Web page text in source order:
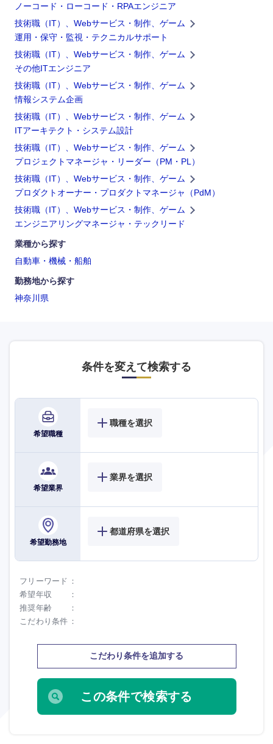
ノーコード・ローコード・RPAエンジニア
技術職（IT）、Webサービス・制作、ゲーム
運用・保守・監視・テクニカルサポート
技術職（IT）、Webサービス・制作、ゲーム
その他ITエンジニア
技術職（IT）、Webサービス・制作、ゲーム
情報システム企画
技術職（IT）、Webサービス・制作、ゲーム
ITアーキテクト・システム設計
技術職（IT）、Webサービス・制作、ゲーム
プロジェクトマネージャ・リーダー（PM・PL）
技術職（IT）、Webサービス・制作、ゲーム
プロダクトオーナー・プロダクトマネージャ（PdM）
技術職（IT）、Webサービス・制作、ゲーム
エンジニアリングマネージャ・テックリード
業種から探す
自動車・機械・船舶
勤務地から探す
神奈川県
条件を変えて検索する
希望職種
職種を選択
希望業界
業界を選択
希望勤務地
都道府県を選択
フリーワード
希望年収
推奨年齢
こだわり条件
こだわり条件を追加する